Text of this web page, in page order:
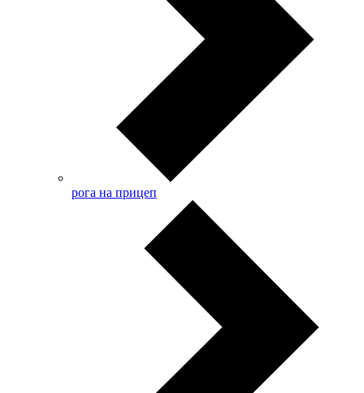
рога на прицеп